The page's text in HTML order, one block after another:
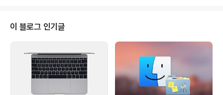
단한 동영상 클립 제작에는 매우 효과적인 도구이지만, 편
집과 관련된 제반기능이 부실하고 기능 선택의 폭이 다소
제한적입니다. 간단한 사용을 위해 디테일한 부분을 어느
정도 포기해야 한다고 할까요.제가 맥에서 동영상 클립을
제작하는 방법은 일단 퀵타임(QuickTime)으로 화면을
이 블로그 인기글